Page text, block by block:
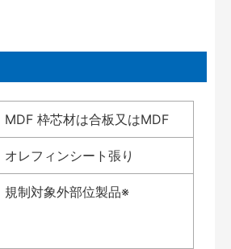
MDF 枠芯材は合板又はMDF
オレフィンシート張り
規制対象外部位製品※